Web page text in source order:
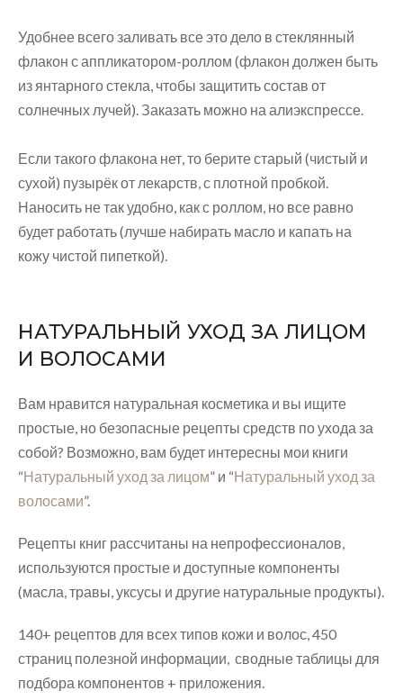
Удобнее всего заливать все это дело в стеклянный
флакон с аппликатором-роллом (флакон должен быть
из янтарного стекла, чтобы защитить состав от
солнечных лучей). Заказать можно на алиэкспрессе.
Если такого флакона нет, то берите старый (чистый и
сухой) пузырёк от лекарств, с плотной пробкой.
Наносить не так удобно, как с роллом, но все равно
будет работать (лучше набирать масло и капать на
кожу чистой пипеткой).
НАТУРАЛЬНЫЙ УХОД ЗА ЛИЦОМ
И ВОЛОСАМИ
Вам нравится натуральная косметика и вы ищите
простые, но безопасные рецепты средств по ухода за
собой? Возможно, вам будет интересны мои книги
“Натуральный уход за лицом” и “Натуральный уход за
волосами”.
Рецепты книг рассчитаны на непрофессионалов,
используются простые и доступные компоненты
(масла, травы, уксусы и другие натуральные продукты).
140+ рецептов для всех типов кожи и волос, 450
страниц полезной информации, сводные таблицы для
подбора компонентов + приложения.